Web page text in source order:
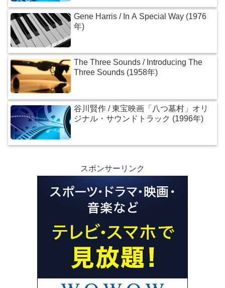
Gene Harris / In A Special Way (1976
年)
The Three Sounds / Introducing The
Three Sounds (1958年)
谷川賢作 / 東宝映画「八つ墓村」オリ
ジナル・サウンドトラック (1996年)
スポンサーリンク